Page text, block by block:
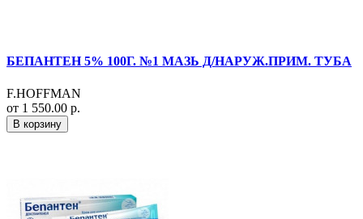
БЕПАНТЕН 5% 100Г. №1 МАЗЬ Д/НАРУЖ.ПРИМ. ТУБА
F.HOFFMAN
от 1 550.00 р.
В корзину